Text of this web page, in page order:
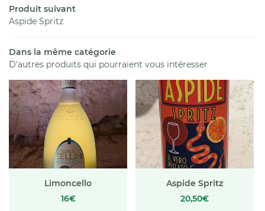
Services
En images
La carte
Avis
Actualités
Contact
Rejoignez-
Produit suivant
Aspide Spritz
Dans la même catégorie
D'autres produits qui pourraient vous intéresser
Limoncello
16€
Aspide Spritz
20,50€